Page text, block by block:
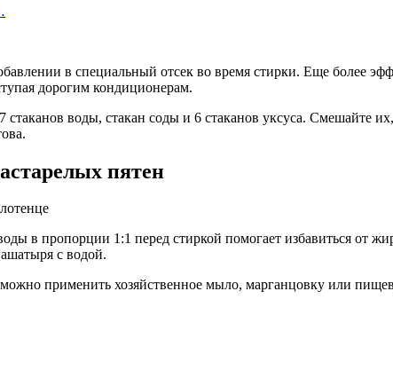
в специальный отсек во время стирки. Еще более
дорогим кондиционерам.
воды, стакан соды и 6 стаканов уксуса. Смешайте
пятен
в пропорции 1:1 перед стиркой помогает избавиться от
с водой.
применить хозяйственное мыло, марганцовку или